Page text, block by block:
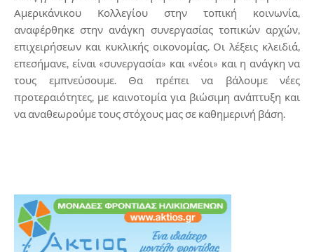
Αμερικάνικου Κολλεγίου στην τοπική κοινωνία,
αναφέρθηκε στην ανάγκη συνεργασίας τοπικών αρχών,
επιχειρήσεων και κυκλικής οικονομίας. Οι λέξεις κλειδιά,
επεσήμανε, είναι «συνεργασία» και «νέοι» και η ανάγκη να
τους εμπνεύσουμε. Θα πρέπει να βάλουμε νέες
προτεραιότητες, με καινοτομία για βιώσιμη ανάπτυξη και
να αναθεωρούμε τους στόχους μας σε καθημερινή βάση.